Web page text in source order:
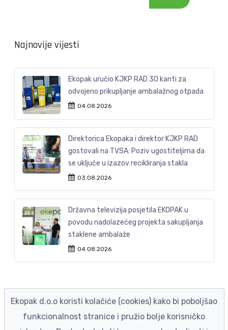
Najnovije vijesti
Ekopak uručio KJKP RAD 30 kanti za
odvojeno prikupljanje ambalažnog otpada
04.08.2026
Direktorica Ekopaka i direktor KJKP RAD
gostovali na TVSA: Poziv ugostiteljima da
se uključe u izazov recikliranja stakla
03.08.2026
Državna televizija posjetila EKOPAK u
povodu nadolazećeg projekta sakupljanja
staklene ambalaže
04.08.2026
Ekopak d.o.o koristi kolačiće (cookies) kako bi poboljšao
funkcionalnost stranice i pružio bolje korisničko